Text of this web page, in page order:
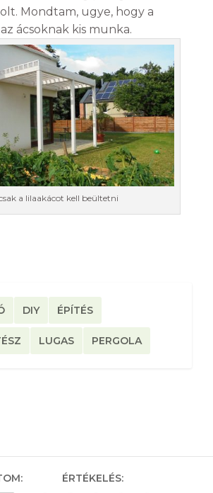
Mondtam, ugye, hogy a
ácsoknak kis munka.
a lilaakácot kell beültetni
DIY ÉPÍTÉS
LUGAS PERGOLA
ÉRTÉKELÉS: